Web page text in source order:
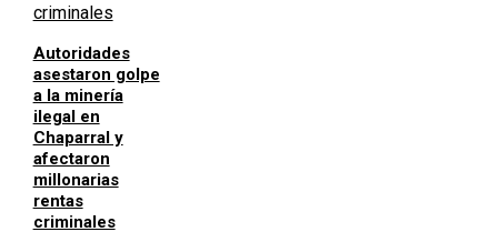
Autoridades
asestaron golpe
a la minería
ilegal en
Chaparral y
afectaron
millonarias
rentas
criminales